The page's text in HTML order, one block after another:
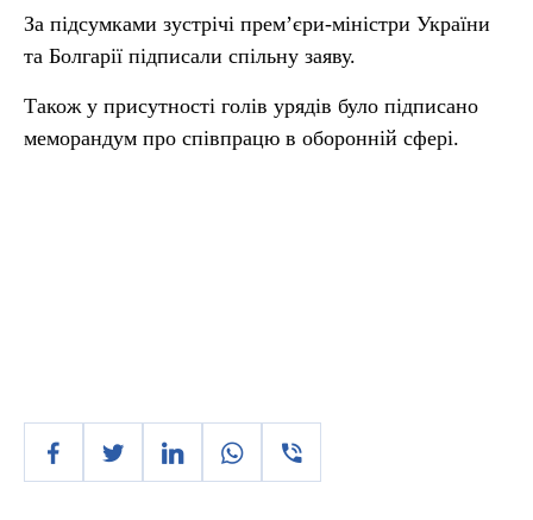
За підсумками зустрічі прем’єри-міністри України
та Болгарії підписали спільну заяву.
Також у присутності голів урядів було підписано
меморандум про співпрацю в оборонній сфері.